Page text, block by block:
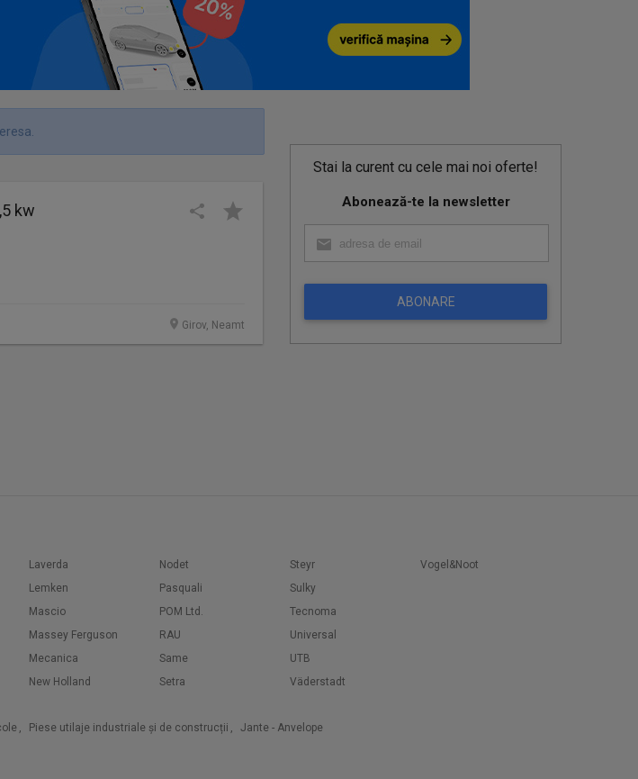
Stai la curent cu cele mai noi oferte!
Abonează-te la newsletter
ABONARE
kw
Girov, Neamt
Laverda
Lemken
Mascio
Massey Ferguson
Mecanica
New Holland
Nodet
Pasquali
POM Ltd.
RAU
Same
Setra
Steyr
Sulky
Tecnoma
Universal
UTB
Väderstadt
Vogel&Noot
, Piese utilaje industriale și de construcții , Jante - Anvelope